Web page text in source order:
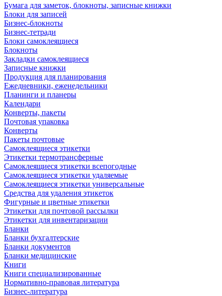
Бумага для заметок, блокноты, записные книжки
Блоки для записей
Бизнес-блокноты
Бизнес-тетради
Блоки самоклеящиеся
Блокноты
Закладки самоклеящиеся
Записные книжки
Продукция для планирования
Ежедневники, еженедельники
Планинги и планеры
Календари
Конверты, пакеты
Почтовая упаковка
Конверты
Пакеты почтовые
Самоклеящиеся этикетки
Этикетки термотрансферные
Самоклеящиеся этикетки всепогодные
Самоклеящиеся этикетки удаляемые
Самоклеящиеся этикетки универсальные
Средства для удаления этикеток
Фигурные и цветные этикетки
Этикетки для почтовой рассылки
Этикетки для инвентаризации
Бланки
Бланки бухгалтерские
Бланки документов
Бланки медицинские
Книги
Книги специализированные
Нормативно-правовая литература
Бизнес-литература